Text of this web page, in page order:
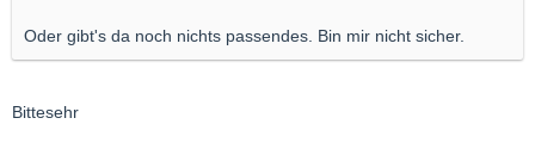
Oder gibt's da noch nichts passendes. Bin mir nicht sicher.
Bittesehr